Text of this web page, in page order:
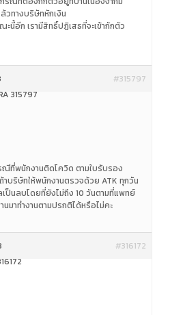
วทางบริษัทหักเงิน
นี้อีก เรามีสิทธิ์ปฏิเสธที่จะเข้ากักตัว
#315797
315797
ณีที่พนักงานติดโควิด ตามใบรับรอง
บริษัทให้พนักงานตรวจด้วย ATK ทุกวัน
ป็นลบโดยที่ยังไม่ถึง 10 วันตามที่แพทย์
นมาทำงานตามปรกติได้หรือไม่คะ
#316172